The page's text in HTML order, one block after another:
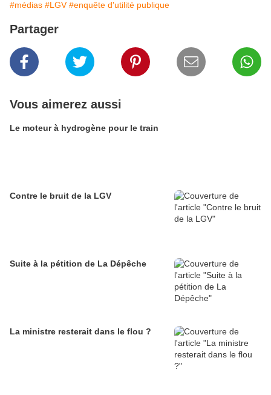
#médias #LGV #enquête d'utilité publique
Partager
Vous aimerez aussi
Le moteur à hydrogène pour le train
Contre le bruit de la LGV
Suite à la pétition de La Dépêche
La ministre resterait dans le flou ?